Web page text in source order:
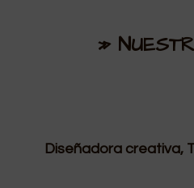
»
Diseñadora creativa,